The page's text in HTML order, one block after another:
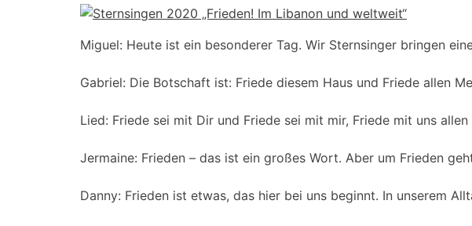
Miguel: Heute ist ein besonderer Tag. Wir Sternsinger bringen
Gabriel: Die Botschaft ist: Friede diesem Haus und Friede allen
Lied: Friede sei mit Dir und Friede sei mit mir, Friede mit uns
Jermaine: Frieden – das ist ein großes Wort. Aber um Frieden
Danny: Frieden ist etwas, das hier bei uns beginnt. In unserem